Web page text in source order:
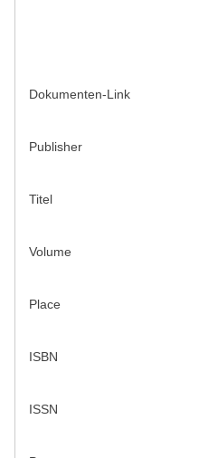
Dokumenten-Link
Publisher
Titel
Volume
Place
ISBN
ISSN